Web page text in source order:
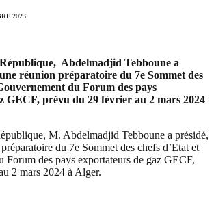
2023
Abdelmadjid Tebboune a
réunion préparatoire du 7e Sommet des
du Forum des pays
GECF, prévu du 29 février au 2 mars 2024
M. Abdelmadjid Tebboune a présidé,
du 7e Sommet des chefs d’Etat et
Forum des pays exportateurs de gaz GECF,
2 mars 2024 à Alger.